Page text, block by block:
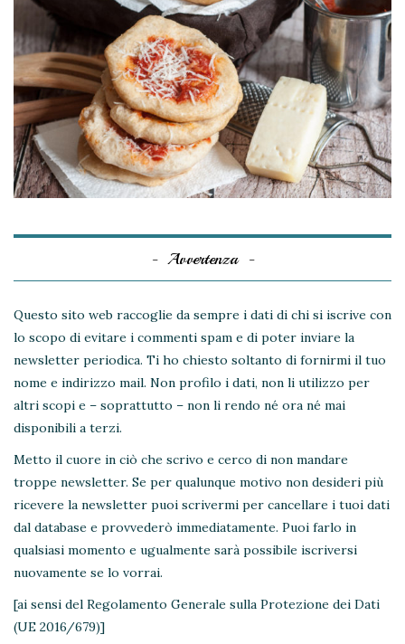
Avvertenza
Questo sito web raccoglie da sempre i dati di chi si iscrive con
lo scopo di evitare i commenti spam e di poter inviare la
newsletter periodica. Ti ho chiesto soltanto di fornirmi il tuo
nome e indirizzo mail. Non profilo i dati, non li utilizzo per
altri scopi e – soprattutto – non li rendo né ora né mai
disponibili a terzi.
Metto il cuore in ciò che scrivo e cerco di non mandare
troppe newsletter. Se per qualunque motivo non desideri più
ricevere la newsletter puoi scrivermi per cancellare i tuoi dati
dal database e provvederò immediatamente. Puoi farlo in
qualsiasi momento e ugualmente sarà possibile iscriversi
nuovamente se lo vorrai.
[ai sensi del Regolamento Generale sulla Protezione dei Dati
(UE 2016/679)]